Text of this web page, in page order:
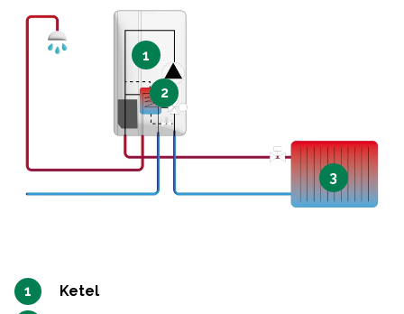
1
2
3
Ketel